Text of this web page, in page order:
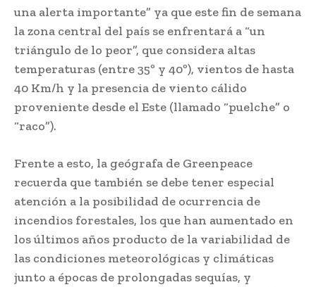
una alerta importante” ya que este fin de semana
la zona central del país se enfrentará a “un
triángulo de lo peor”, que considera altas
temperaturas (entre 35º y 40º), vientos de hasta
40 Km/h y la presencia de viento cálido
proveniente desde el Este (llamado “puelche” o
“raco”).
Frente a esto, la geógrafa de Greenpeace
recuerda que también se debe tener especial
atención a la posibilidad de ocurrencia de
incendios forestales, los que han aumentado en
los últimos años producto de la variabilidad de
las condiciones meteorológicas y climáticas
junto a épocas de prolongadas sequías, y